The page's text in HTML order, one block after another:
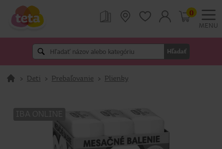
MENU
Hľadať
0
> Deti > Prebaľovanie > Plienky